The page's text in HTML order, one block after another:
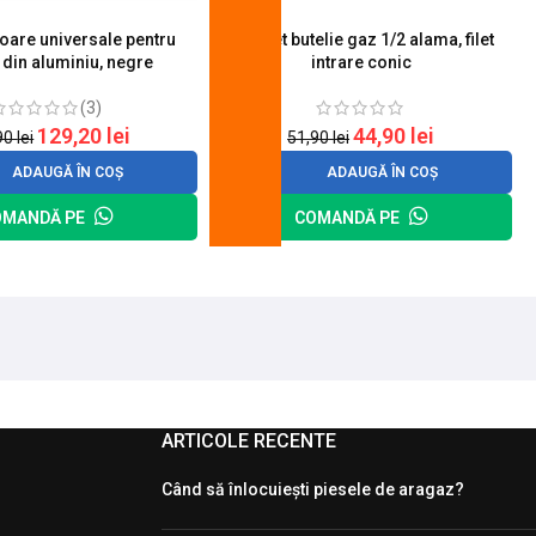
universale pentru
aluminiu, negre
(3)
lei 129,20 lei
ADAUGĂ ÎN COȘ
PE
Robinet butelie gaz 1/2 alama, filet
intrare conic
51,90lei44,90 lei
ADAUGĂ ÎN COȘ
COMANDĂ PE
ARTICOLE RECENTE
Când să înlocuiești piesele de aragaz?